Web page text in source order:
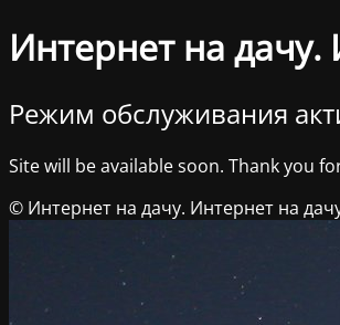
Интернет на
Режим обслуживания
Site will be available soon. Thank you
© Интернет на дачу. Интернет на